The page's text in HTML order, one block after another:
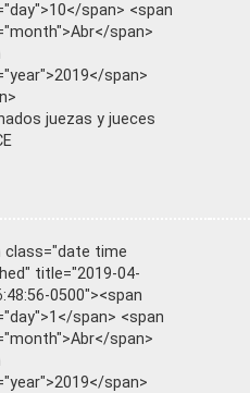
span> <span
span>
span>
juezas y jueces
class="date time
title="2019-04-
0500"><span
span> <span
span>
span>